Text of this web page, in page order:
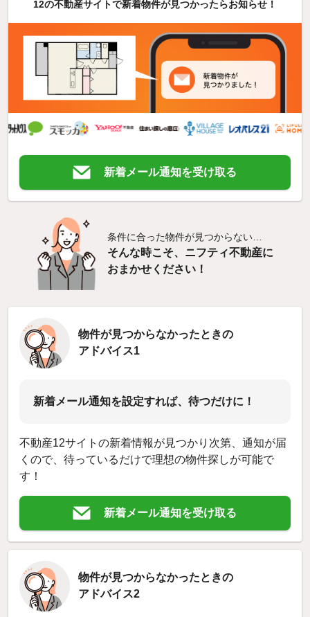
12の不動産サイトで新着物件が見つかったらお知らせ！
新着メール通知を受け取る
条件に合った物件が見つからない…
そんな時こそ、ニフティ不動産に
おまかせください！
物件が見つからなかったときの
アドバイス1
新着メール通知を設定すれば、待つだけに！
不動産12サイトの新着情報が見つかり次第、通知が届
くので、待っているだけで理想の物件探しが可能で
す！
新着メール通知を受け取る
物件が見つからなかったときの
アドバイス2